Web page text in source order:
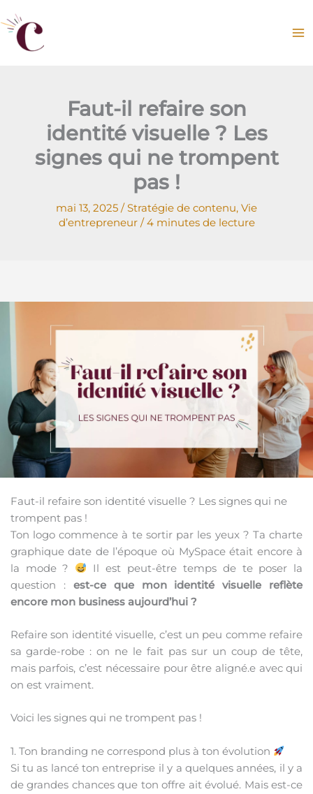
au
contenu
Faut-il refaire son
identité visuelle ? Les
signes qui ne trompent
pas !
mai 13, 2025 /Stratégie de contenu, Vie
d’entrepreneur/4 minutes de lecture
Faut-il refaire son identité visuelle ? Les signes qui ne
trompent pas !
Ton logo commence à te sortir par les yeux ? Ta charte
graphique date de l’époque où MySpace était encore à
la mode ?
Il est peut-être temps de te poser la
question : est-ce que mon identité visuelle reflète
encore mon business aujourd’hui ?
Refaire son identité visuelle, c’est un peu comme refaire
sa garde-robe : on ne le fait pas sur un coup de tête,
mais parfois, c’est nécessaire pour être aligné.e avec qui
on est vraiment.
Voici les signes qui ne trompent pas !
1. Ton branding ne correspond plus à ton évolution
Si tu as lancé ton entreprise il y a quelques années, il y a
de grandes chances que ton offre ait évolué. Mais est-ce